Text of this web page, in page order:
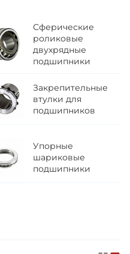
Сферические
роликовые
двухрядные
подшипники
Закрепительные
втулки для
подшипников
Упорные
шариковые
подшипники